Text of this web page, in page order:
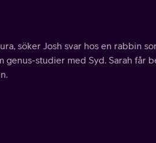
söker Josh svar hos en rabbin
genus-studier med Syd. Sarah får